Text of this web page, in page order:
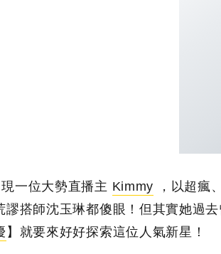
一位大勢直播主 Kimmy ，以超瘋
謬搭師沈玉琳都傻眼！但其實她過
】就要來好好探索這位人氣新星！